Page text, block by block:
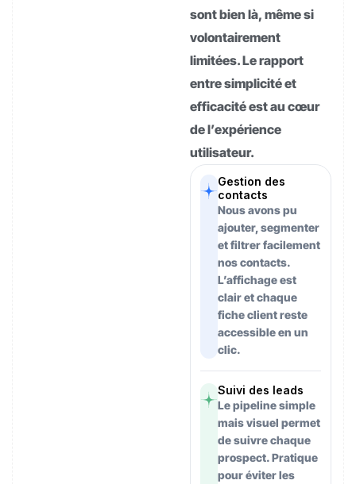
sont bien là, même si
volontairement
limitées. Le rapport
entre simplicité et
efficacité est au cœur
de l’expérience
utilisateur.
Gestion des
contacts
Nous avons pu
ajouter, segmenter
et filtrer facilement
nos contacts.
L’affichage est
clair et chaque
fiche client reste
accessible en un
clic.
Suivi des leads
Le pipeline simple
mais visuel permet
de suivre chaque
prospect. Pratique
pour éviter les